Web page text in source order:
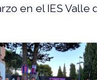
en el IES Valle